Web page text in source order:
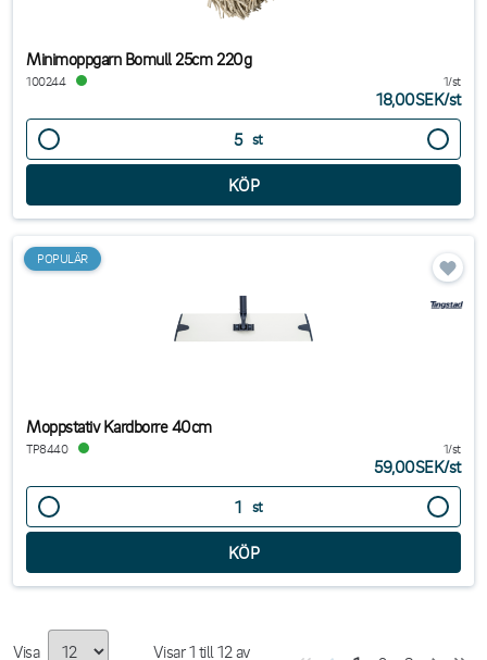
Minimoppgarn Bomull 25cm 220g
100244 1/st
18,00SEK/st
st
POPULÄR
Moppstativ Kardborre 40cm
TP8440 1/st
59,00SEK/st
st
Visa
Visar1 till12av